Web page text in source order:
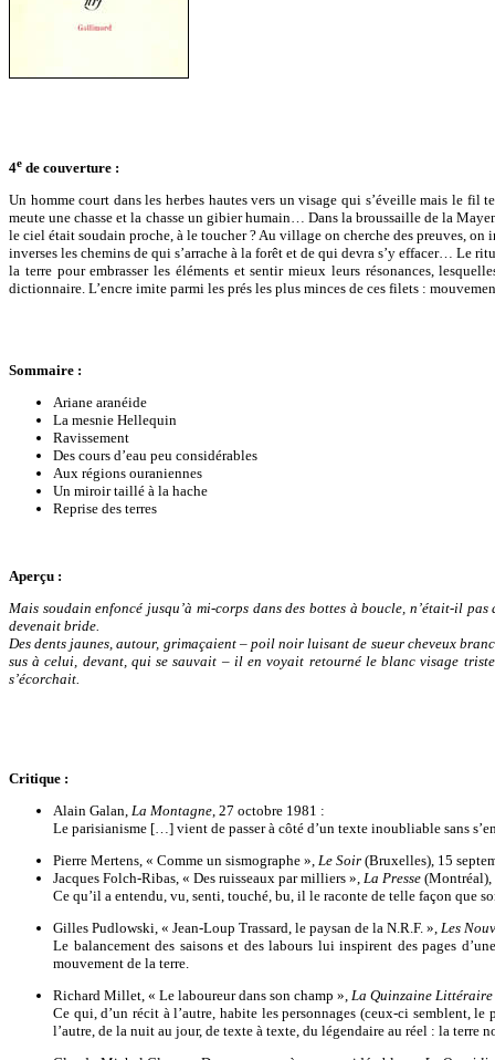
4e de couverture :
Un homme court dans les herbes hautes vers un visage qui s’éveille mais le
meute une chasse et la chasse un gibier humain… Dans la broussaille de la
le ciel était soudain proche, à le toucher ? Au village on cherche des preuves,
inverses les chemins de qui s’arrache à la forêt et de qui devra s’y effacer… Le
la terre pour embrasser les éléments et sentir mieux leurs résonances,
dictionnaire. L’encre imite parmi les prés les plus minces de ces filets :
Sommaire :
Ariane aranéide
La mesnie Hellequin
Ravissement
Des cours d’eau peu considérables
Aux régions ouraniennes
Un miroir taillé à la hache
Reprise des terres
Aperçu :
Mais soudain enfoncé jusqu’à mi-corps dans des bottes à boucle, n’était-il
devenait bride.
Des dents jaunes, autour, grimaçaient – poil noir luisant de sueur cheveux
sus à celui, devant, qui se sauvait – il en voyait retourné le blanc visage
s’écorchait.
Critique :
Alain Galan, La Montagne, 27 octobre 1981 :
Le parisianisme […] vient de passer à côté d’un texte inoubliable sans
Pierre Mertens, « Comme un sismographe », Le Soir (Bruxelles), 15
Jacques Folch-Ribas, « Des ruisseaux par milliers », La Presse (Montréal),
Ce qu’il a entendu, vu, senti, touché, bu, il le raconte de telle façon que
Gilles Pudlowski, « Jean-Loup Trassard, le paysan de la N.R.F. », Les
Le balancement des saisons et des labours lui inspirent des pages
mouvement de la terre.
Richard Millet, « Le laboureur dans son champ », La Quinzaine Littéraire
Ce qui, d’un récit à l’autre, habite les personnages (ceux-ci semblent, le
l’autre, de la nuit au jour, de texte à texte, du légendaire au réel : la terre